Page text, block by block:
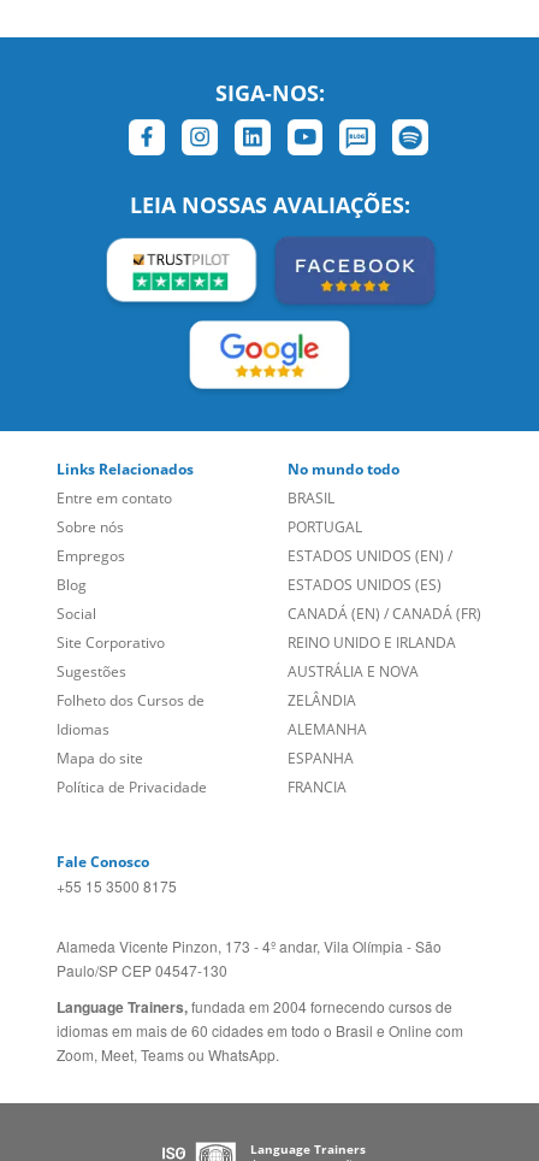
SIGA-NOS:
LEIA NOSSAS AVALIAÇÕES:
Links Relacionados
Entre em contato
Sobre nós
Empregos
Blog
Social
Site Corporativo
Sugestões
Folheto dos Cursos de
Idiomas
No mundo todo
BRASIL
PORTUGAL
ESTADOS UNIDOS (EN)/
ESTADOS UNIDOS (ES)
CANADÁ (EN) /CANADÁ (FR)
REINO UNIDO E IRLANDA
AUSTRÁLIA E NOVA
ZELÂNDIA
ALEMANHA
+55 15 3500 8175
Alameda Vicente Pinzon, 173 - 4º andar, Vila Olímpia - São
Paulo/SP CEP 04547-130
Language Trainers,fundada em 2004 fornecendo cursos de